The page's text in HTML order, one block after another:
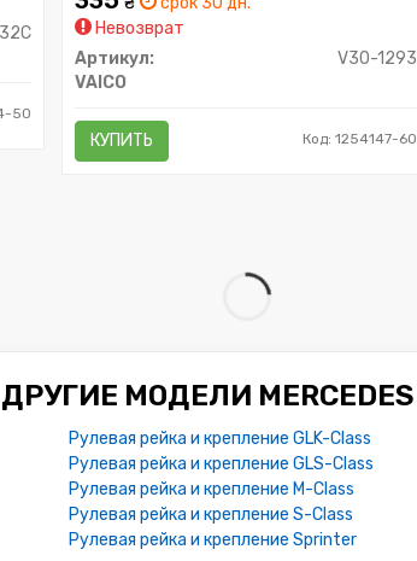
50
Невозврат
Артикул:
V30-1293
VAICO
КУПИТЬ Код: 1254147-60
МОДЕЛИ MERCEDES
Рулевая рейка и крепление GLK-Class
Рулевая рейка и крепление GLS-Class
Рулевая рейка и крепление M-Class
Рулевая рейка и крепление S-Class
Рулевая рейка и крепление Sprinter